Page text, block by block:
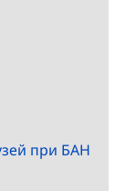
при БАН